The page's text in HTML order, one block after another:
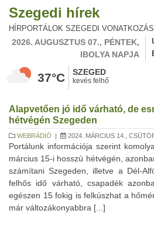
Szegedi hírek
HÍRPORTÁLOK SZEGEDI
2026. AUGUSZTUS 07., PÉNTEK,
IBOLYA NAPJA
37°C SZEGED
kevés felhő
Alapvetően jó idő várható, de
hétvégén Szegeden
WEBRÁDIÓ | 2024. MÁRCIUS 14.,
Portálunk információja szerint
március 15-i hosszú hétvégén,
számítani Szegeden, illetve a Dél-
felhős idő várható, csapadék
egészen 15 fokig is felkúszhat a
már változákonyabbra [...]